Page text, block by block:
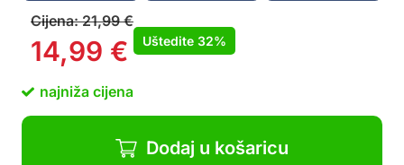
prigode
Odlična ideja za obiteljsko vrijeme
U paketu: 6x motiv, 6x cijev boje (različite
pakiranje dijamanata, 1x pakiranje obojenih
perli, 1x duža nit
Cijena:21,99€
14,99 € Uštedite 32%
najniža cijena
Dodaj u košaricu